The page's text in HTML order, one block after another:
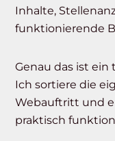
Inhalte,
funktionierende
Genau das ist ein
Ich sortiere die
Webauftritt und
praktisch